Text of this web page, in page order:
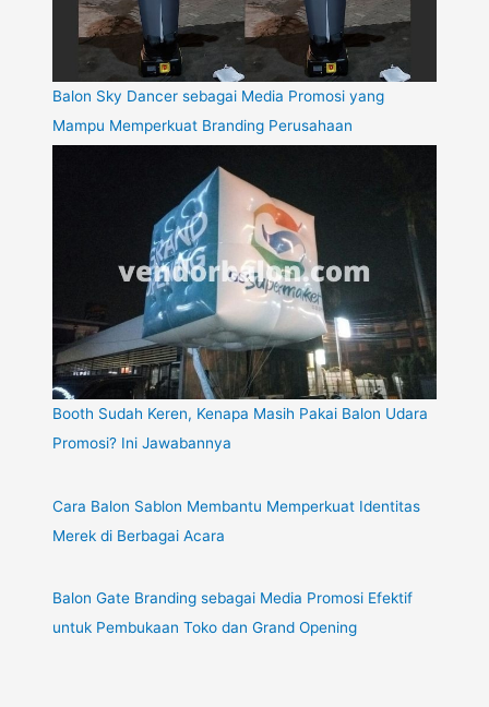
Balon Sky Dancer sebagai Media Promosi yang
Mampu Memperkuat Branding Perusahaan
Booth Sudah Keren, Kenapa Masih Pakai Balon Udara
Promosi? Ini Jawabannya
Cara Balon Sablon Membantu Memperkuat Identitas
Merek di Berbagai Acara
Balon Gate Branding sebagai Media Promosi Efektif
untuk Pembukaan Toko dan Grand Opening